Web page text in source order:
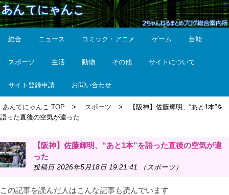
総合 ニュース コミック・アニメ ゲーム 芸能
スポーツ 生活 動物 その他 サイトについて
サイト登録申請 お問い合わせ
あんてにゃんこ TOP スポーツ
【阪神】佐藤輝明、“あと1本”を
語った直後の空気が違った
【阪神】佐藤輝明、“あと1本”を語った直後の空気が違
った
投稿日 2026年5月18日 19:21:41 （スポーツ）
この記事を読んだ人はこんな記事も読んでいます